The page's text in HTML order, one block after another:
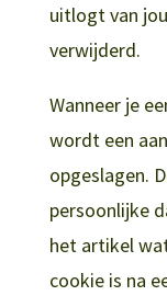
uitlogt van
verwijderd.
Wanneer je
wordt een
opgeslagen.
persoonlijke
het artikel
cookie is na